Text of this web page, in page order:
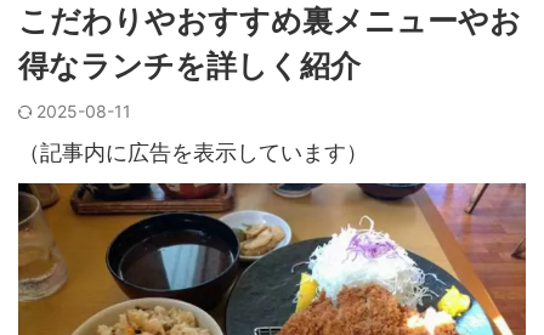
こだわりやおすすめ裏メニューやお
得なランチを詳しく紹介
2025-08-11
（記事内に広告を表示しています）